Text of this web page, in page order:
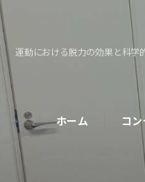
運動における脱力の効果と科学
ホーム コ